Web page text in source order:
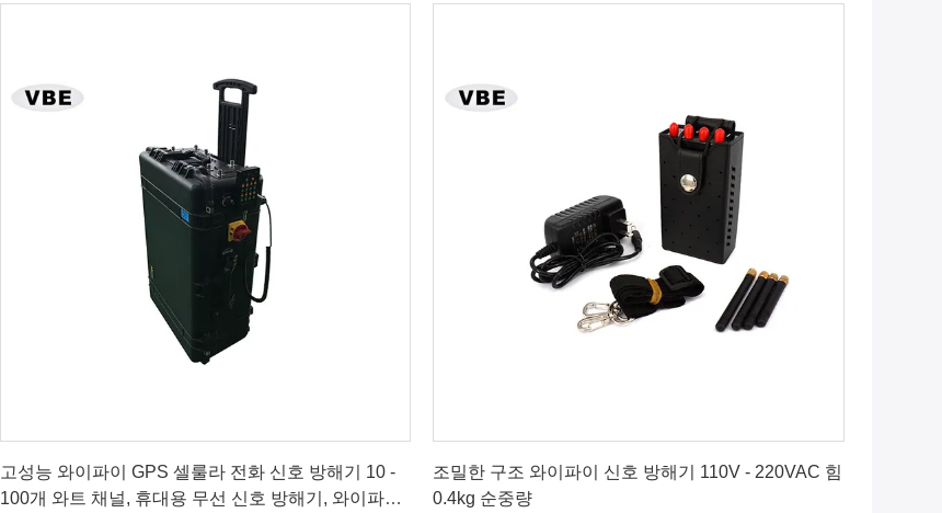
고성능 와이파이 GPS 셀룰라 전화 신호 방해기 10 -
100개 와트 채널, 휴대용 무선 신호 방해기, 와이파이
조밀한 구조 와이파이 신호 방해기 110V - 220VAC 힘
0.4kg 순중량